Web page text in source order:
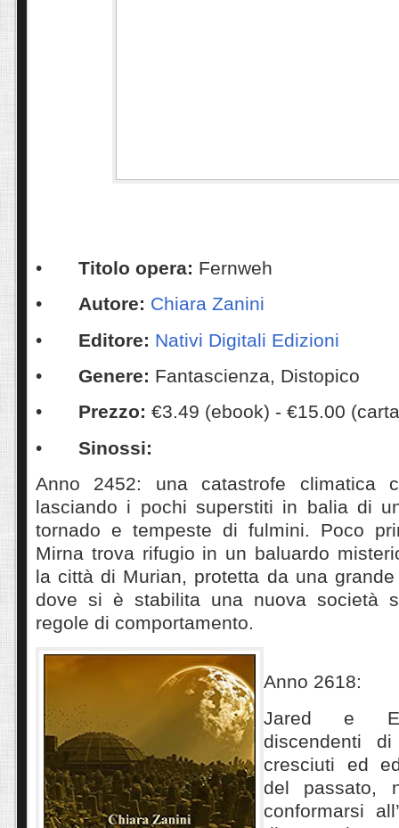
• Titolo opera: Fernweh
•
Autore: Chiara Zanini
•
Editore: Nativi Digitali Edizioni
•
Genere: Fantascienza, Distopico
•
Prezzo: €3.49 (ebook) - €15.00
•
Sinossi:
Anno 2452: una catastrofe climatica
lasciando i pochi superstiti in balia di
tornado e tempeste di fulmini. Poco
Mirna trova rifugio in un baluardo
la città di Murian, protetta da una
dove si è stabilita una nuova società
regole di comportamento.
Anno 2618:
Jared e
discendenti
cresciuti ed
del passato,
conformarsi